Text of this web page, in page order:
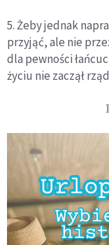
5. Żeby jednak
przyjąć, ale nie
dla pewności
życiu nie zaczął